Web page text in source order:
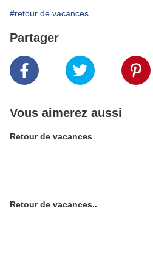
#retour de vacances
Partager
Vous aimerez aussi
Retour de vacances
Retour de vacances..